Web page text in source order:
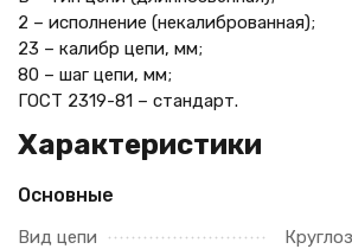
2 – исполнение (некалиброванная);
23 – калибр цепи, мм;
80 – шаг цепи, мм;
ГОСТ 2319-81 – стандарт.
Характеристики
Основные
Вид цепи